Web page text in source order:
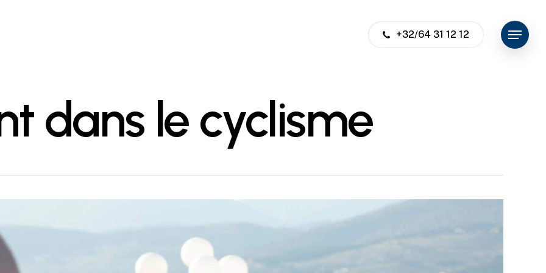
+32/64 31 12 12 Menu
dans le cyclisme